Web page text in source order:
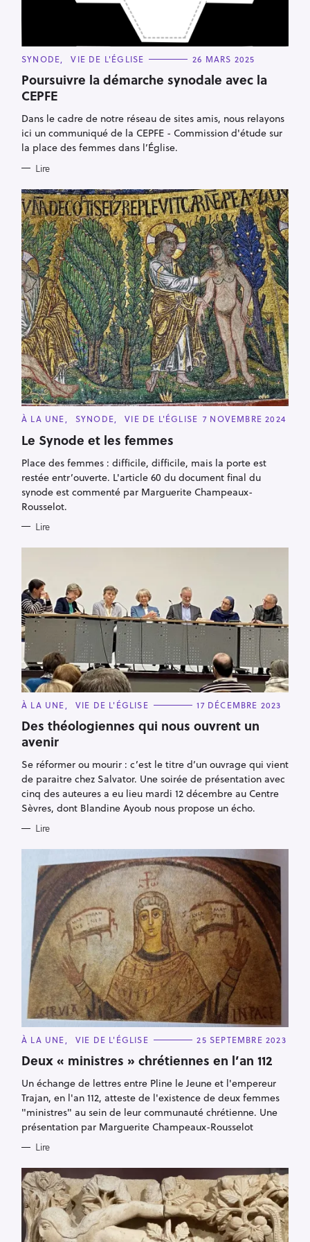
C
T
E
G
O
R
I
E
S
SYNODE VIE DE L'ÉGLISE 26 MARS 2025
Poursuivre la démarche synodale avec la
CEPFE
Dans le cadre de notre réseau de sites amis, nous relayons
ici un communiqué de la CEPFE - Commission d'étude sur
la place des femmes dans l’Église.
Lire
C
T
E
O
I
E
S
À LA UNE SYNODE VIE DE L'ÉGLISE 7 NOVEMBRE 2024
Le Synode et les femmes
Place des femmes : difficile, difficile, mais la porte est
restée entr’ouverte. L'article 60 du document final du
synode est commenté par Marguerite Champeaux-
Rousselot.
Lire
C
T
E
G
O
R
I
E
S
À LA UNE VIE DE L'ÉGLISE 17 DÉCEMBRE 2023
Des théologiennes qui nous ouvrent un
avenir
Se réformer ou mourir : c’est le titre d’un ouvrage qui vient
de paraitre chez Salvator. Une soirée de présentation avec
cinq des auteures a eu lieu mardi 12 décembre au Centre
Sèvres, dont Blandine Ayoub nous propose un écho.
Lire
C
T
E
O
R
I
E
À LA UNE VIE DE L'ÉGLISE 25 SEPTEMBRE 2023
Deux « ministres » chrétiennes en l’an 112
Un échange de lettres entre Pline le Jeune et l'empereur
Trajan, en l'an 112, atteste de l'existence de deux femmes
"ministres" au sein de leur communauté chrétienne. Une
présentation par Marguerite Champeaux-Rousselot
Lire
R
e
c